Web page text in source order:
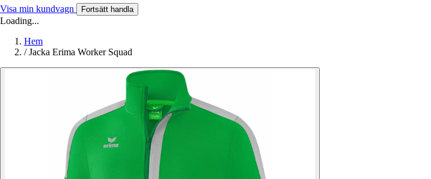
Visa min kundvagn Fortsätt handla
Loading...
Hem
/ Jacka Erima Worker Squad